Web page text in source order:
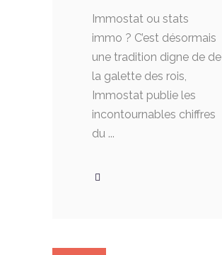
Immostat ou stats
immo ? C’est désormais
une tradition digne de de
la galette des rois,
Immostat publie les
incontournables chiffres
du